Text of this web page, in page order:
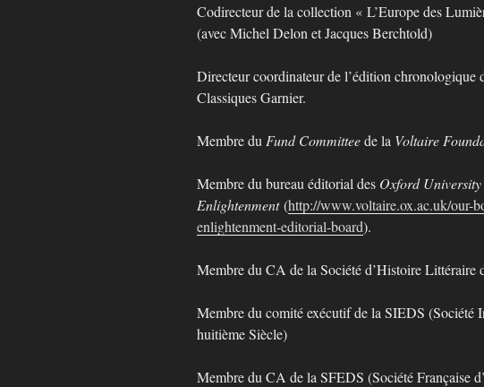
Codirecteur de la collection « L’Europe des
(avec Michel Delon et Jacques Berchtold)
Directeur coordinateur de l’édition chronologique
Classiques Garnier.
Membre du Fund Committeede la Voltaire
Membre du bureau éditorial des Oxford University
Enlightenment(http://www.voltaire.ox.ac.uk/our-
enlightenment-editorial-board).
Membre du CA de la Société d’Histoire Littéraire
Membre du comité exécutif de la SIEDS (Société
huitième Siècle)
Membre du CA de la SFEDS (Société Française